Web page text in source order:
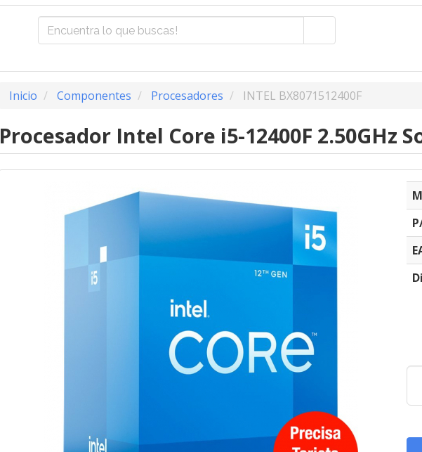
Inicio Componentes Procesadores INTEL BX8071512400F
Procesador Intel Core i5-12400F 2.50GHz